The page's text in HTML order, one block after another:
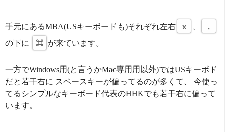
手元にあるMBA(USキーボードも)それぞれ左右 x
,
の下に
⌘ が来ています。
一方でWindows用(と言うかMac専用用以外)ではUSキーボド
だと若干右に スペースキーが偏ってるのが多くて、 今使っ
てるシンプルなキーボード代表のHHKでも若干右に偏って
います。